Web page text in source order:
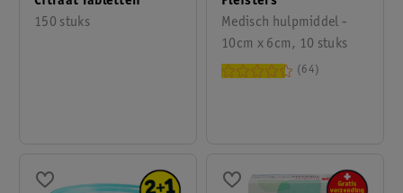
150 stuks
Medisch hulpmiddel -
10cm x 6cm, 10 stuks
64